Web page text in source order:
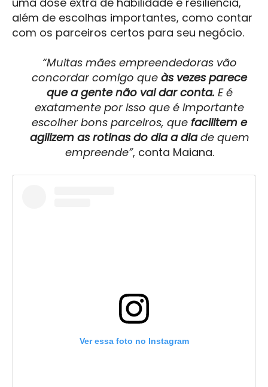
além de escolhas importantes, como contar
com os parceiros certos para seu negócio.
“Muitas mães empreendedoras vão
concordar comigo que às vezes parece
que a gente não vai dar conta. E é
exatamente por isso que é importante
escolher bons parceiros, que facilitem e
agilizem as rotinas do dia a diade quem
empreende”, conta Maiana.
Ver essa foto no Instagram